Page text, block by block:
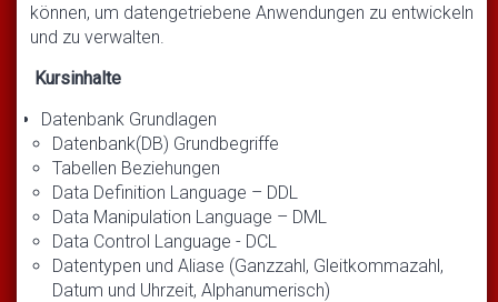
können, um datengetriebene Anwendungen zu entwickeln
und zu verwalten.
Kursinhalte
Datenbank Grundlagen
Datenbank(DB) Grundbegriffe
Tabellen Beziehungen
Data Definition Language – DDL
Data Manipulation Language – DML
Data Control Language - DCL
Datentypen und Aliase (Ganzzahl, Gleitkommazahl,
Datum und Uhrzeit, Alphanumerisch)